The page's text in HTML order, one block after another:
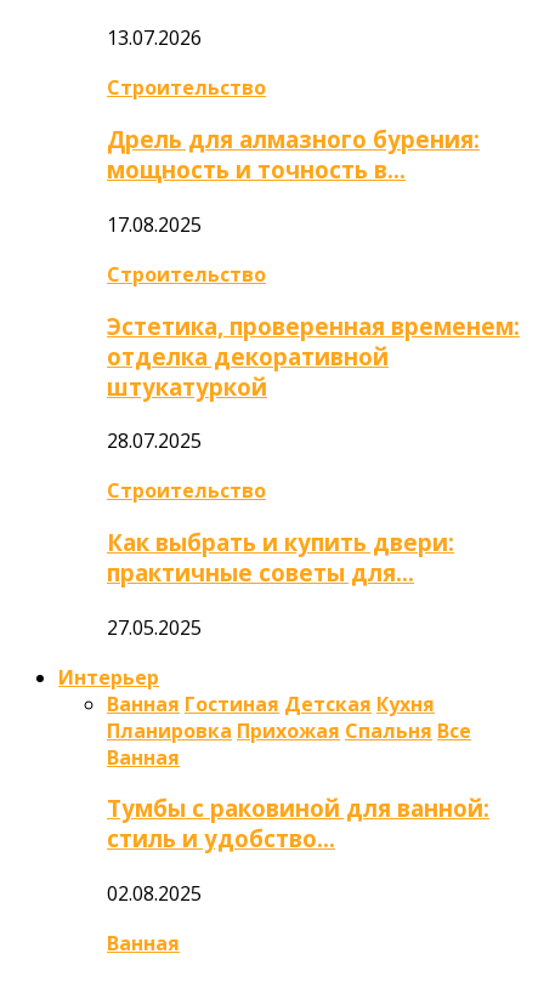
13.07.2026
Строительство
Дрель для алмазного бурения:
мощность и точность в…
17.08.2025
Строительство
Эстетика, проверенная временем:
отделка декоративной
штукатуркой
28.07.2025
Строительство
Как выбрать и купить двери:
практичные советы для…
27.05.2025
Интерьер
Ванная Гостиная Детская Кухня
Планировка Прихожая Спальня Все
Ванная
Тумбы с раковиной для ванной:
стиль и удобство…
02.08.2025
Ванная